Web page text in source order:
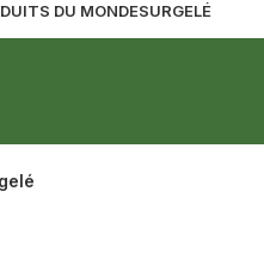
DU MONDESURGELÉ